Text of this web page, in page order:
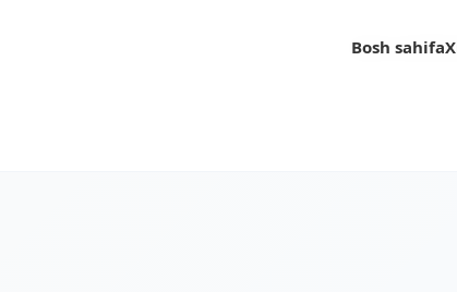
Bosh sahifa
Bosh sahifa